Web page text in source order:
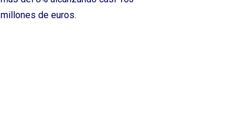
millones de euros.